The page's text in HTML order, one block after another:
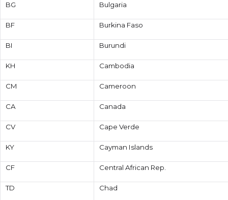
BG Bulgaria
BF Burkina Faso
BI Burundi
KH Cambodia
CM Cameroon
CA Canada
CV Cape Verde
KY Cayman Islands
CF Central African Rep.
TD Chad